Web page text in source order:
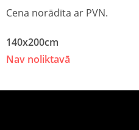
Cena norādīta ar PVN.
140x200cm
Nav noliktavā